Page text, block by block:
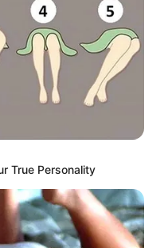
เครื่องผูกพันคุณ 2 คน
อิทธิพลมากพอที่จะ
ำให้ความสัมพันธ์ห่าง
ะทะเลาะเบาะแว้ง
งจัดระบบระเบียบ
รัพย์สินในครอบครัวให้
รัวที่ไม่มีความสุข มีแต่
เพียงเพราะเรื่องเงิน
ญหาเรื่องเงินจนหมด
คู่อย่างสมบูรณ์พูลสุขได้
ละคลี่คลายปัญหาต่างๆ
True Personality